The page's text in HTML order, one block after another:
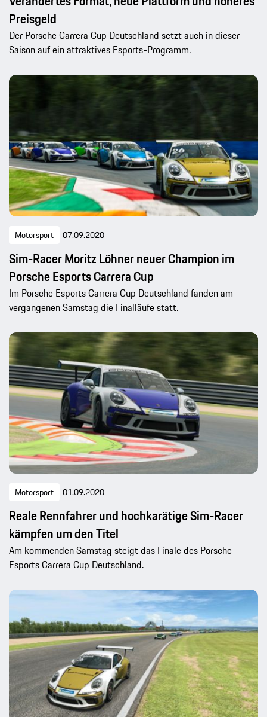
Preisgeld
Der Porsche Carrera Cup Deutschland setzt auch in dieser
Saison auf ein attraktives Esports-Programm.
Motorsport 07.09.2020
Sim-Racer Moritz Löhner neuer Champion im
Porsche Esports Carrera Cup
Im Porsche Esports Carrera Cup Deutschland fanden am
vergangenen Samstag die Finalläufe statt.
Motorsport 01.09.2020
Reale Rennfahrer und hochkarätige Sim-Racer
kämpfen um den Titel
Am kommenden Samstag steigt das Finale des Porsche
Esports Carrera Cup Deutschland.